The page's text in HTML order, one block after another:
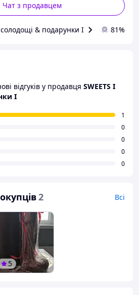
Чат з продавцем
& подарунки I 81%
відгуків у продавця SWEETS I
I
1
0
0
0
0
2 Всі
5